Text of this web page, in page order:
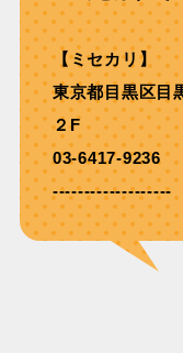
【ミセカリ】
東京都目黒区
２F
03-6417-9236
-------------------